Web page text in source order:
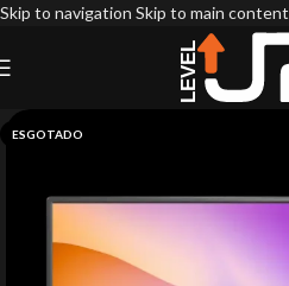
Skip to navigation Skip to main content
ESGOTADO